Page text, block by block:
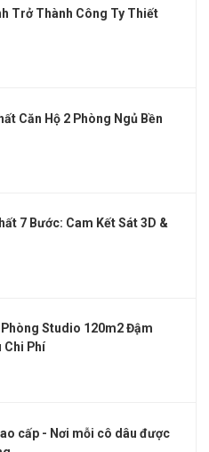
Trở Thành Công Ty Thiết
Căn Hộ 2 Phòng Ngủ Bền
7 Bước: Cam Kết Sát 3D &
Studio 120m2 Đậm
Chi Phí
cấp - Nơi mỗi cô dâu được